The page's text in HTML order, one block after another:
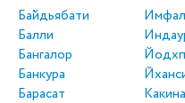
Байдьябати
Балли
Бангалор
Банкура
Барасат
Имфал